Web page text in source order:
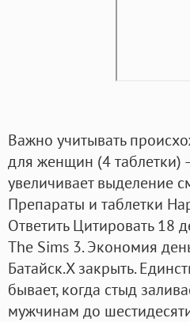
Важно учитывать
для женщин (4 таблетки)
увеличивает выделение
Препараты и таблетки
Ответить Цитировать 18
The Sims 3. Экономия
Батайск.X закрыть.
бывает, когда стыд
мужчинам до